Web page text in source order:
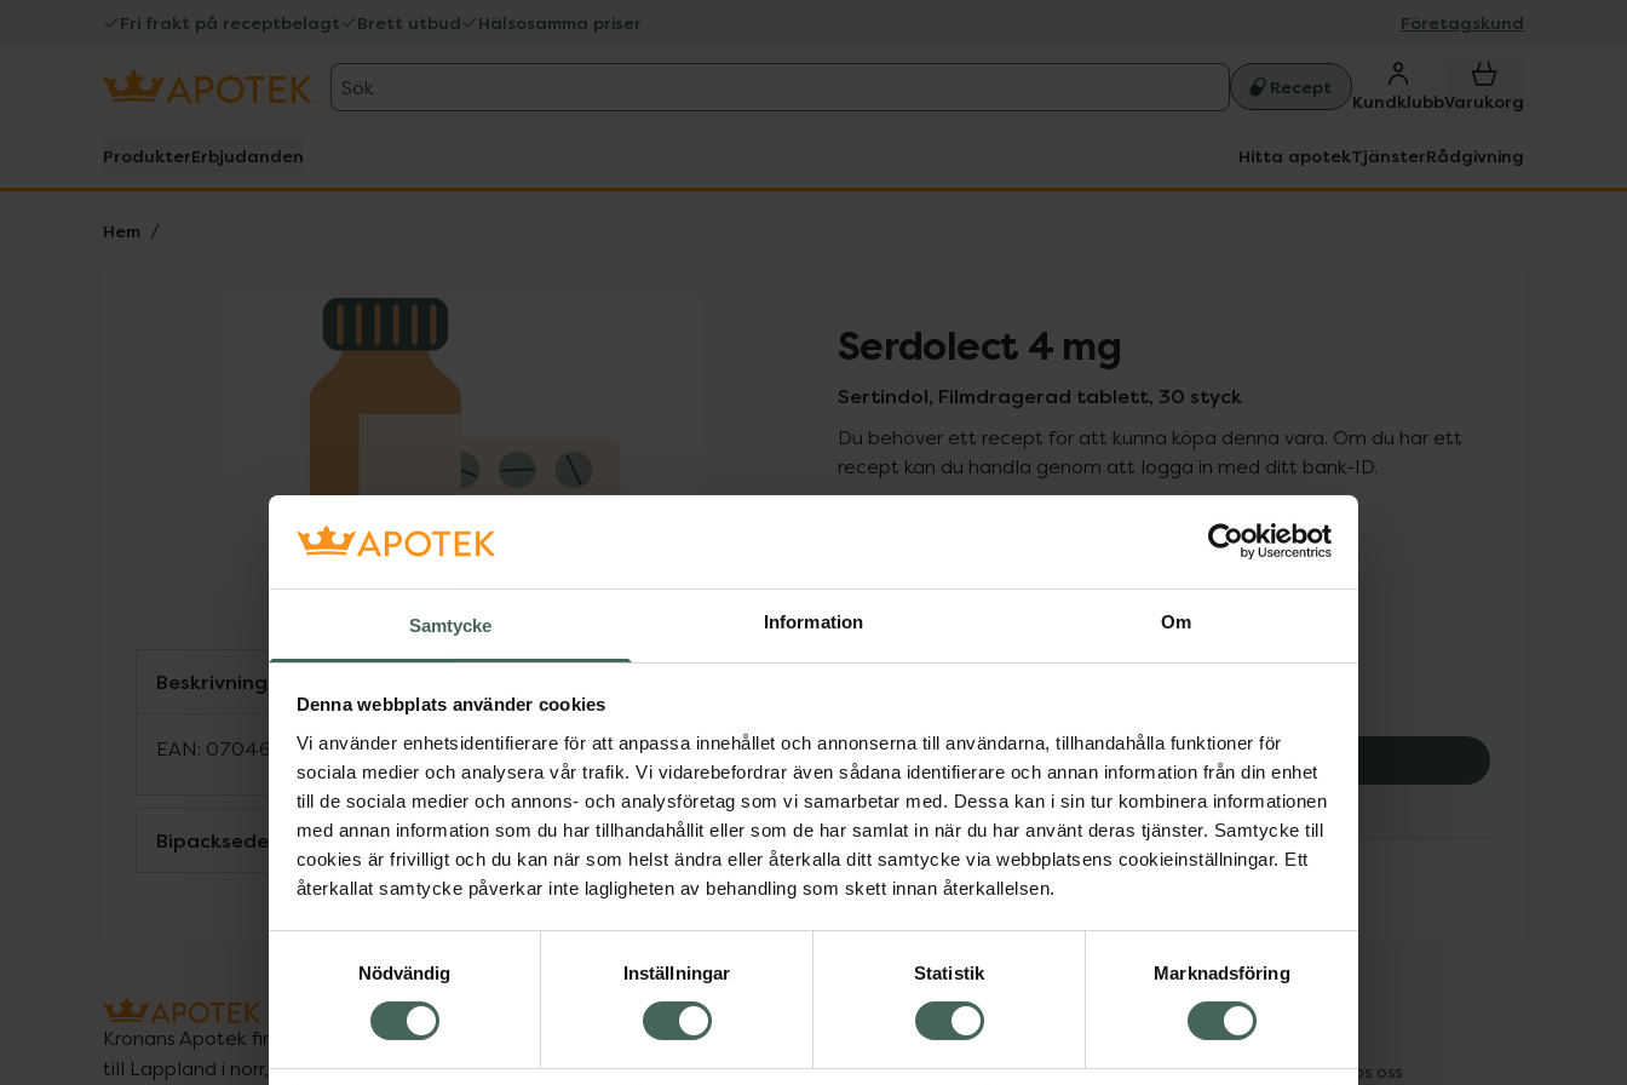
Samtycke Information Om
Denna webbplats använder cookies
Vi använder enhetsidentifierare för att anpassa innehållet och annonserna till användarna, tillhandahålla funktioner för
sociala medier och analysera vår trafik. Vi vidarebefordrar även sådana identifierare och annan information från din enhet
till de sociala medier och annons- och analysföretag som vi samarbetar med. Dessa kan i sin tur kombinera informationen
med annan information som du har tillhandahållit eller som de har samlat in när du har använt deras tjänster. Samtycke till
cookies är frivilligt och du kan när som helst ändra eller återkalla ditt samtycke via webbplatsens cookieinställningar. Ett
återkallat samtycke påverkar inte lagligheten av behandling som skett innan återkallelsen.
Nödvändig
Inställningar Statistik Marknadsföring
Fri frakt på receptbelagt Brett utbud Hälsosamma priser Företagskund
Sök Recept
KundklubbVarukorg
ProdukterErbjudanden Hitta apotekTjänsterRådgivning
Hem
Lista: . Innehåller 1 objekt. Serdolect 4 mg
Sertindol, Filmdragerad tablett, 30 styck
Du behöver ett recept för att kunna köpa denna vara. Om du har ett
recept kan du handla genom att logga in med ditt bank-ID.
Pris med recept
310,92 kr
Köp via ditt recept
Aktuella erbjudanden
Beskrivning
EAN: 07046260312333
Bipacksedel från FASS Visa
Kronans Apotek finns här för dig. Du hittar oss från Skåne i syd
till Lappland i norr, och online i mobilen och på datorn.
Vanliga frågor
Om recept och läkemedel
Högkostnadsskyddet
Jobba hos oss